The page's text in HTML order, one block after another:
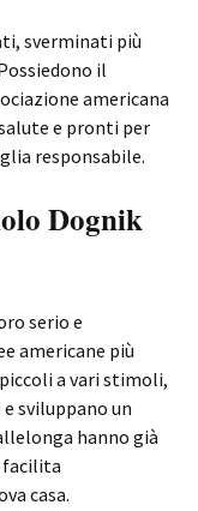
sverminati più
il
americana
e pronti per
responsabile.
Dognik
serio e
americane più
a vari stimoli,
sviluppano un
hanno già
facilita
casa.